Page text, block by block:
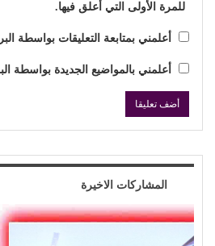
للمرة الأولى التي أعلق فيها.
أعلمني بمتابعة التعليقات بواسطة
أعلمني بالمواضيع الجديدة بواسطة
المشاركات الاخيرة